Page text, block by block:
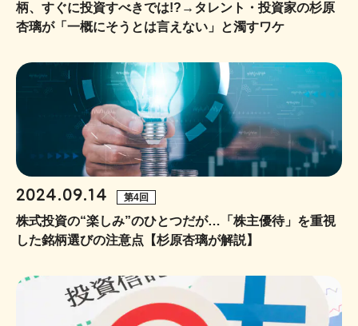
柄、すぐに投資すべきでは!?→タレント・投資家の杉原
杏璃が「一概にそうとは言えない」と濁すワケ
2024.09.14 第4回
株式投資の“楽しみ”のひとつだが…「株主優待」を重視
した銘柄選びの注意点【杉原杏璃が解説】